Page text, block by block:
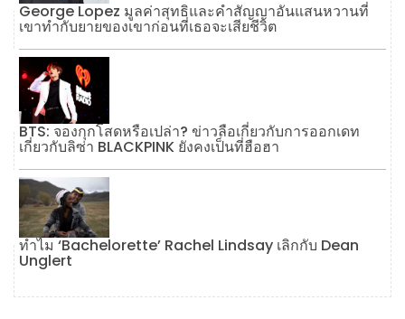
George Lopez มูลค่าสุทธิและคำสัญญาอันแสนหวานที่
เขาทำกับยายของเขาก่อนที่เธอจะเสียชีวิต
BTS: จองกุกโสดหรือเปล่า? ข่าวลือเกี่ยวกับการออกเดท
เกี่ยวกับลิซ่า BLACKPINK ยังคงเป็นที่ฮือฮา
ทำไม ‘Bachelorette’ Rachel Lindsay เลิกกับ Dean
Unglert